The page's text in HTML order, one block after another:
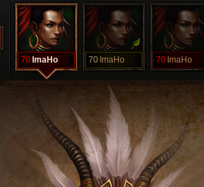
70 ImaHo 70 ImaHo 70 ImaHo